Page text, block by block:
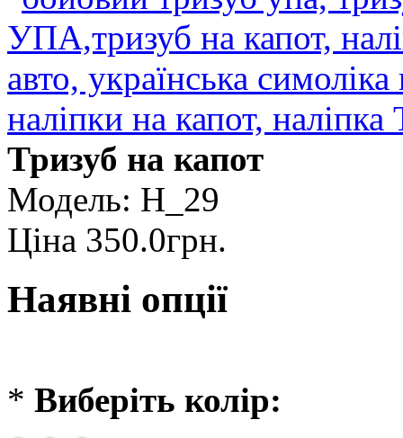
Тризуб на капот
Модель: H_29
Ціна 350.0грн.
Наявні опції
* Виберіть колір: